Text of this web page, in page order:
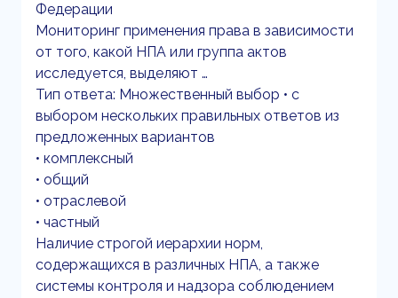
Федерации
Мониторинг применения права в зависимости
от того, какой НПА или группа актов
исследуется, выделяют …
Тип ответа: Множественный выбор • с
выбором нескольких правильных ответов из
предложенных вариантов
• комплексный
• общий
• отраслевой
• частный
Наличие строгой иерархии норм,
содержащихся в различных НПА, а также
системы контроля и надзора соблюдением